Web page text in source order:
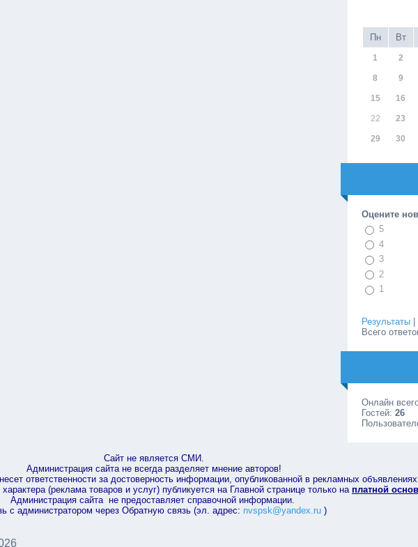
Пн
Вт
1 2
8 9
15 16
22 23
29 30
Оцените
5
4
3
2
1
Результаты |
Всего
Онлайн
Гостей:26
Сайт не является СМИ.
Администрация сайта не всегда разделяет мнение авторов!
ответственности за достоверность информации, опубликованной в рекламных объявлениях.
(реклама товаров и услуг) публикуется на Главной странице только на платной
Администрация сайта не предоставляет справочной информации.
с администратором через Обратную связь (эл. адрес: nvspsk@yandex.ru)